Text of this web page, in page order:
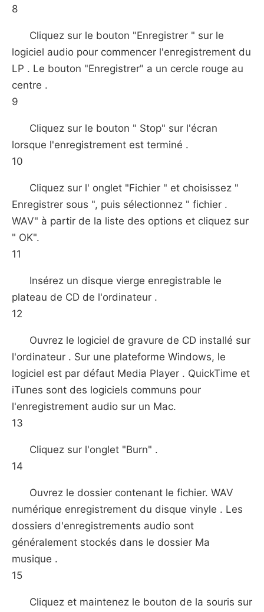
8
Cliquez sur le bouton "Enregistrer " sur le
logiciel audio pour commencer l'enregistrement du
LP . Le bouton "Enregistrer" a un cercle rouge au
centre .
9
Cliquez sur le bouton " Stop" sur l'écran
lorsque l'enregistrement est terminé .
10
Cliquez sur l' onglet "Fichier " et choisissez "
Enregistrer sous ", puis sélectionnez " fichier .
WAV" à partir de la liste des options et cliquez sur
" OK".
11
Insérez un disque vierge enregistrable le
plateau de CD de l'ordinateur .
12
Ouvrez le logiciel de gravure de CD installé sur
l'ordinateur . Sur une plateforme Windows, le
logiciel est par défaut Media Player . QuickTime et
iTunes sont des logiciels communs pour
l'enregistrement audio sur un Mac.
13
Cliquez sur l'onglet "Burn" .
14
Ouvrez le dossier contenant le fichier. WAV
numérique enregistrement du disque vinyle . Les
dossiers d'enregistrements audio sont
généralement stockés dans le dossier Ma
musique .
15
Cliquez et maintenez le bouton de la souris sur